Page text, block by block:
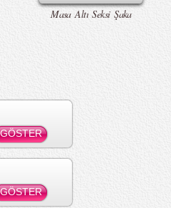
MBFWI - Zeynep Erdoğan 2015 Yaz
Masa Altı Seksi Şaka